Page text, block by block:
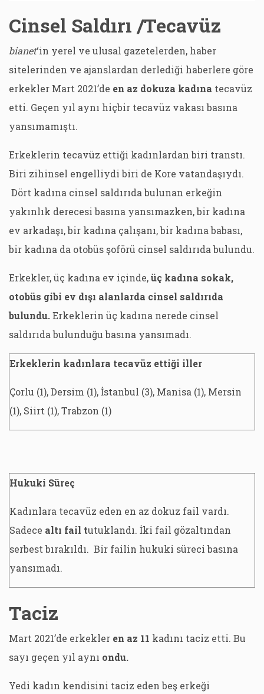
Cinsel Saldırı /Tecavüz
bianet‘in yerel ve ulusal gazetelerden, haber
sitelerinden ve ajanslardan derlediği haberlere göre
erkekler Mart 2021’de en az dokuza kadına tecavüz
etti. Geçen yıl aynı hiçbir tecavüz vakası basına
yansımamıştı.
Erkeklerin tecavüz ettiği kadınlardan biri transtı.
Biri zihinsel engelliydi biri de Kore vatandaşıydı.
Dört kadına cinsel saldırıda bulunan erkeğin
yakınlık derecesi basına yansımazken, bir kadına
ev arkadaşı, bir kadına çalışanı, bir kadına babası,
bir kadına da otobüs şoförü cinsel saldırıda bulundu.
Erkekler, üç kadına ev içinde,üç kadına sokak,
otobüs gibi ev dışı alanlarda cinsel saldırıda
bulundu.Erkeklerin üç kadına nerede cinsel
saldırıda bulunduğu basına yansımadı.
Erkeklerin kadınlara tecavüz ettiği iller
Çorlu (1), Dersim (1), İstanbul (3), Manisa (1), Mersin
(1), Siirt (1), Trabzon (1)
Hukuki Süreç
Kadınlara tecavüz eden en az dokuz fail vardı.
Sadece altı fail tutuklandı. İki fail gözaltından
serbest bırakıldı. Bir failin hukuki süreci basına
yansımadı.
Taciz
Mart 2021’de erkekler en az 11 kadını taciz etti. Bu
sayı geçen yıl aynı ondu.
Yedi kadın kendisini taciz eden beş erkeği